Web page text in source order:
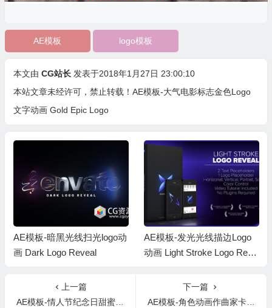
AE模板 logo模板
本文由 CG站长 发表于2018年1月27日 23:00:10
本站文章未经许可，禁止转载！ AE模板-大气电影标志金色Logo
文字动画 Gold Epic Logo
AE模板-暗黑光线扫光logo动
画 Dark Logo Reveal
AE模板-发光光线描边Logo
动画 Light Stroke Logo Reve
上一篇
AE模板-情人节纪念日甜蜜温馨婚礼回忆相册开场片头Valentine’s Day
下一篇
AE模板-角色动画作曲家卡通人物角色 视频工具包MG动画